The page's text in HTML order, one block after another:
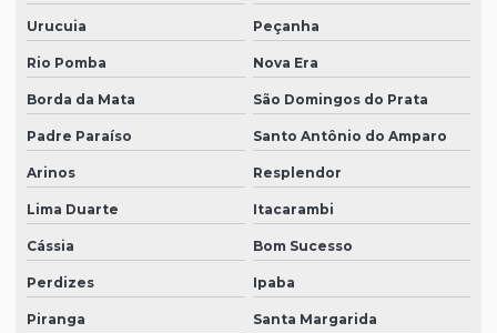
Urucuia Peçanha
Rio Pomba Nova Era
Borda da Mata São Domingos do Prata
Padre Paraíso Santo Antônio do Amparo
Arinos Resplendor
Lima Duarte Itacarambi
Cássia Bom Sucesso
Perdizes Ipaba
Piranga Santa Margarida